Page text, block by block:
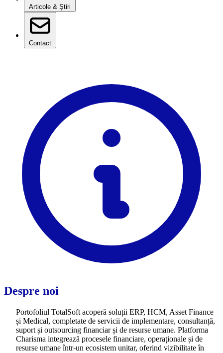
Articole & Știri
Contact
Despre noi
Portofoliul TotalSoft acoperă soluții ERP, HCM, Asset Finance
și Medical, completate de servicii de implementare, consultanță,
suport și outsourcing financiar și de resurse umane. Platforma
Charisma integrează procesele financiare, operaționale și de
resurse umane într-un ecosistem unitar, oferind vizibilitate în